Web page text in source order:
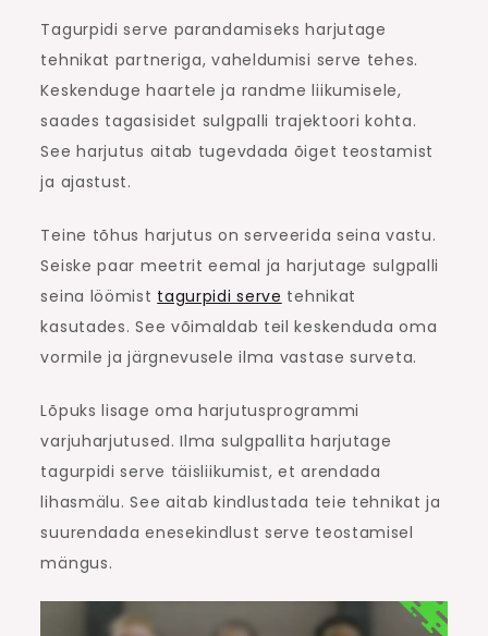
Tagurpidi serve parandamiseks harjutage
tehnikat partneriga, vaheldumisi serve tehes.
Keskenduge haartele ja randme liikumisele,
saades tagasisidet sulgpalli trajektoori kohta.
See harjutus aitab tugevdada õiget teostamist
ja ajastust.
Teine tõhus harjutus on serveerida seina vastu.
Seiske paar meetrit eemal ja harjutage sulgpalli
seina löömist tagurpidi serve tehnikat
kasutades. See võimaldab teil keskenduda oma
vormile ja järgnevusele ilma vastase surveta.
Lõpuks lisage oma harjutusprogrammi
varjuharjutused. Ilma sulgpallita harjutage
tagurpidi serve täisliikumist, et arendada
lihasmälu. See aitab kindlustada teie tehnikat ja
suurendada enesekindlust serve teostamisel
mängus.